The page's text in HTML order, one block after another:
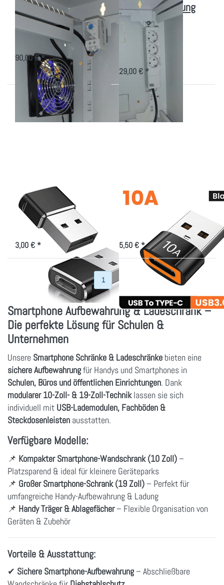
Gegen Wärmestau
im Tablet-Schrank
gesteuerter Silent-Lüfter
90,00 € *
Energieversorgung
im Tablet
Wandschrank
3er Steckdosenleiste
29,00 € *
USB-C Buchse auf
USB Stecker Adapter
Ladekabel Adapter für iPhone 11
12 Mini Max
3,00 € *
Drücken
Sie
ENTER
für mehr
USB-A 3.0 Stecker
auf USB-C Buchse
Adapter für hohe Ladeleistung
5,50 € *
Drücken
ENTER
für mehr
Zurück 1
Smartphone Aufbewahrung & Ladeschrank –
Die perfekte Lösung für Schulen &
Unternehmen
Unsere Smartphone Schränke & Ladeschränke bieten eine
sichere Aufbewahrungfür Handys und Smartphones in
Schulen, Büros und öffentlichen Einrichtungen. Dank
modularer 10-Zoll- & 19-Zoll-Techniklassen sie sich
individuell mit USB-Lademodulen, Fachböden &
Steckdosenleisten ausstatten.
Verfügbare Modelle:
📌 Kompakter Smartphone-Wandschrank (10 Zoll) –
Platzsparend & ideal für kleinere Geräteparks
📌 Großer Smartphone-Schrank (19 Zoll) – Perfekt für
umfangreiche Handy-Aufbewahrung & Ladung
📌 Handy Träger & Ablagefächer– Flexible Organisation von
Geräten & Zubehör
Vorteile & Ausstattung:
✔ Sichere Smartphone-Aufbewahrung – Abschließbare